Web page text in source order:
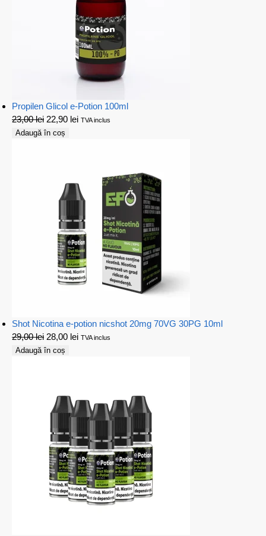
Propilen Glicol e-Potion 100ml
23,00lei 22,90 lei TVA inclus
Adaugă în coș
Shot Nicotina e-potion nicshot 20mg 70VG 30PG 10ml
29,00lei 28,00 lei TVA inclus
Adaugă în coș